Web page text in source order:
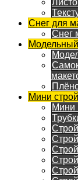
Снег для
Снег
Модельный
Мини
Мини